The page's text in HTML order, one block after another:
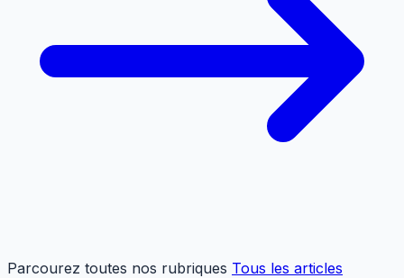
Parcourez toutes nos rubriques Tous les articles